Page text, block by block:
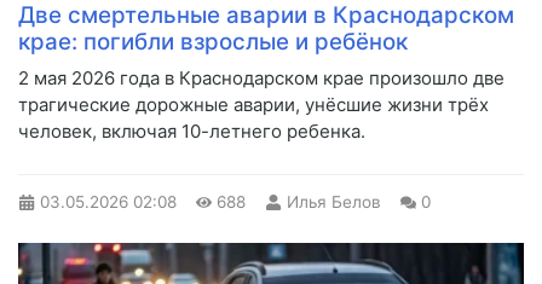
Две смертельные аварии в Краснодарском
крае: погибли взрослые и ребёнок
2 мая 2026 года в Краснодарском крае произошло две
трагические дорожные аварии, унёсшие жизни трёх
человек, включая 10-летнего ребенка.
03.05.2026 02:08 688 Илья Белов 0